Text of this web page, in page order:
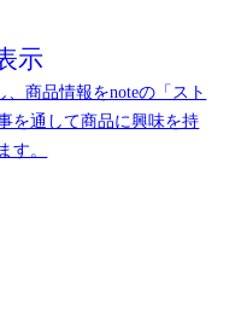
示
商品情報をnoteの「スト
を通して商品に興味を持
す。